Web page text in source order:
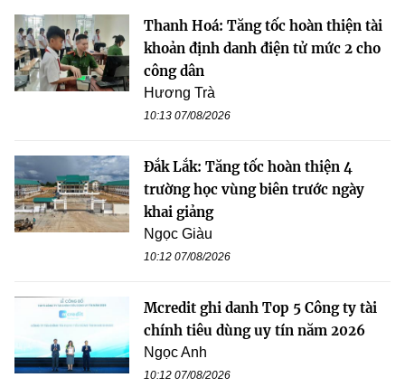
Thanh Hoá: Tăng tốc hoàn thiện tài
khoản định danh điện tử mức 2 cho
công dân
Hương Trà
10:13 07/08/2026
Đắk Lắk: Tăng tốc hoàn thiện 4
trường học vùng biên trước ngày
khai giảng
Ngọc Giàu
10:12 07/08/2026
Mcredit ghi danh Top 5 Công ty tài
chính tiêu dùng uy tín năm 2026
Ngọc Anh
10:12 07/08/2026